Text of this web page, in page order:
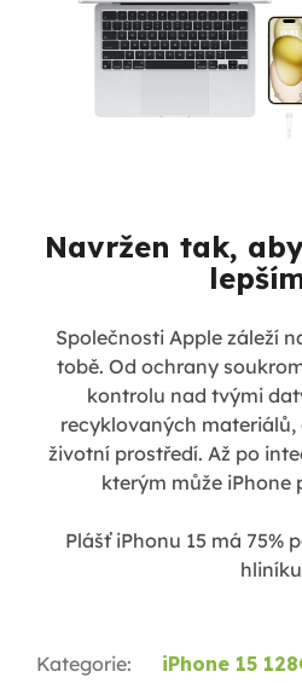
Navržen tak,
Společnosti Apple záleží
tobě. Od ochrany
kontrolu nad tvými
recyklovaných materiálů,
životní prostředí. Až po
kterým může iPhone
Plášť iPhonu 15 má 75%
hliníku
Kategorie:
iPhone 15